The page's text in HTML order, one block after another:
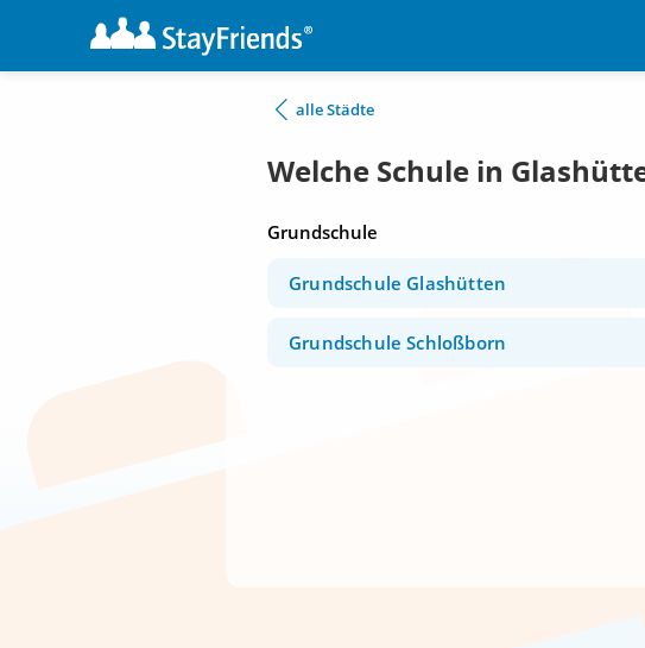
alle Städte
Welche Schule in
Grundschule
Grundschule Glashütten
Grundschule Schloßborn